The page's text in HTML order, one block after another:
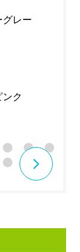
レー
ク